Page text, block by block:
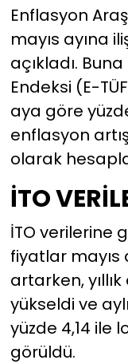
Enflasyon
mayıs ayına
açıkladı.
Endeksi (E-
aya göre
enflasyon
olarak
İTO
İTO verilerine
fiyatlar mayıs
artarken,
yükseldi ve
yüzde 4,14 ile
görüldü.